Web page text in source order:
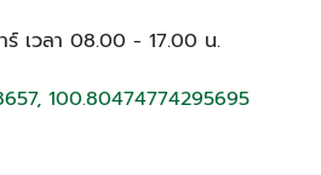
ร์ เวลา 08.00 - 17.00 น.
100.80474774295695